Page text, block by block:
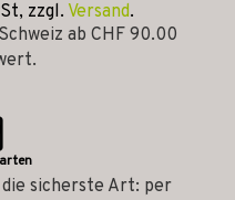
zzgl. Versand.
ab CHF 90.00
sicherste Art: per